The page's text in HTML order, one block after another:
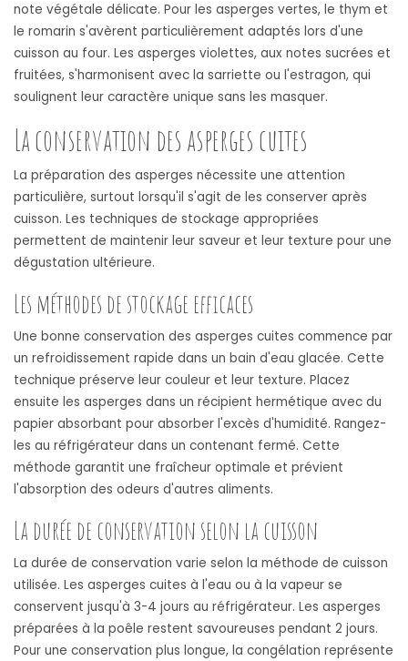
note végétale délicate. Pour les asperges vertes, le thym et
le romarin s'avèrent particulièrement adaptés lors d'une
cuisson au four. Les asperges violettes, aux notes sucrées et
fruitées, s'harmonisent avec la sarriette ou l'estragon, qui
soulignent leur caractère unique sans les masquer.
La conservation des asperges cuites
La préparation des asperges nécessite une attention
particulière, surtout lorsqu'il s'agit de les conserver après
cuisson. Les techniques de stockage appropriées
permettent de maintenir leur saveur et leur texture pour une
dégustation ultérieure.
Les méthodes de stockage efficaces
Une bonne conservation des asperges cuites commence par
un refroidissement rapide dans un bain d'eau glacée. Cette
technique préserve leur couleur et leur texture. Placez
ensuite les asperges dans un récipient hermétique avec du
papier absorbant pour absorber l'excès d'humidité. Rangez-
les au réfrigérateur dans un contenant fermé. Cette
méthode garantit une fraîcheur optimale et prévient
l'absorption des odeurs d'autres aliments.
La durée de conservation selon la cuisson
La durée de conservation varie selon la méthode de cuisson
utilisée. Les asperges cuites à l'eau ou à la vapeur se
conservent jusqu'à 3-4 jours au réfrigérateur. Les asperges
préparées à la poêle restent savoureuses pendant 2 jours.
Pour une conservation plus longue, la congélation représente